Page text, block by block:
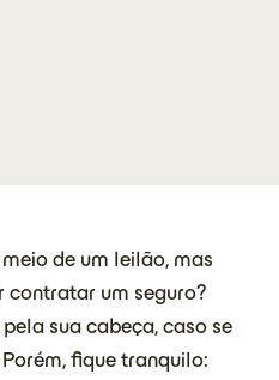
de um leilão, mas
contratar um seguro?
sua cabeça, caso se
fique tranquilo: